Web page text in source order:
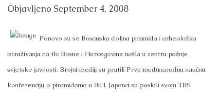
Objavljeno September 4, 2008
Ponovo su se Bosanska dolina piramida i arheološka
istraživanja na tlu Bosne i Hercegovine našla u centru pažnje
svjetske javnosti. Brojni mediji su pratili Prvu međunarodnu naučnu
konferenciju o piramidama u BiH. Japanci su poslali svoju TBS